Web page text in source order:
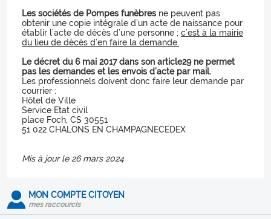
Les sociétés de Pompes funèbres ne peuvent pas
obtenir une copie intégrale d’un acte de naissance pour
établir l’acte de décès d’une personne ; c’est à la mairie
du lieu de décès d’en faire la demande.
Le décret du 6 mai 2017 dans son article29 ne permet
pas les demandes et les envois d’acte par mail.
Les professionnels doivent donc faire leur demande par
courrier :
Hôtel de Ville
Service Etat civil
place Foch, CS 30551
51 022 CHALONS EN CHAMPAGNECEDEX
Mis à jour le 26 mars 2024
MON COMPTE CITOYEN
mes raccourcis